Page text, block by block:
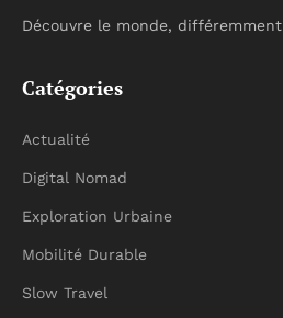
Découvre le monde, différemment
Catégories
Actualité
Digital Nomad
Exploration Urbaine
Mobilité Durable
Slow Travel